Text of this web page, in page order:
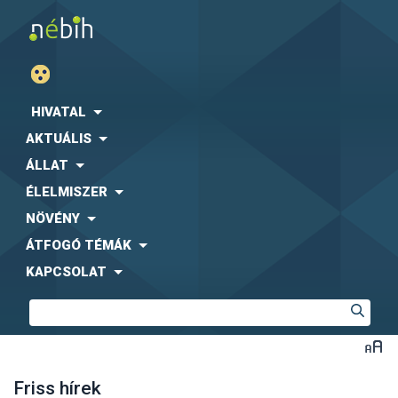
HIVATAL
AKTUÁLIS
ÁLLAT
ÉLELMISZER
NÖVÉNY
ÁTFOGÓ TÉMÁK
KAPCSOLAT
Friss hírek